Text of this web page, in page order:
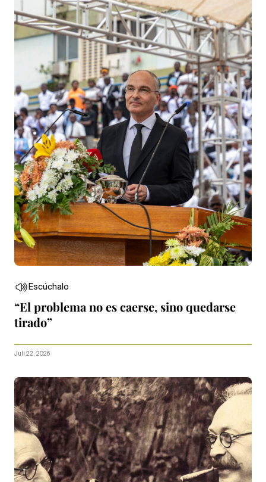
Escúchalo
“El problema no es caerse, sino quedarse
tirado”
Juli 22, 2026